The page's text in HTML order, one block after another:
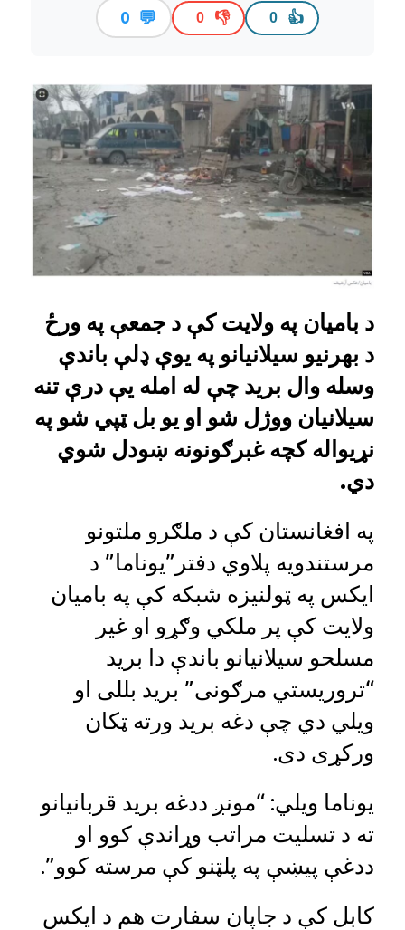
👍
0
👎
0
💬
0
د بامیان په ولایت کې د جمعې په ورځ
د بهرنیو سیلانیانو په یوې ډلې باندې
وسله وال برید چې له امله یې درې تنه
سیلانیان ووژل شو او یو بل ټپي شو په
نړیواله کچه غبرګونونه ښودل شوي
دي.
په افغانستان کې د ملګرو ملتونو
مرستندویه پلاوي دفتر”یوناما” د
ایکس په ټولنیزه شبکه کې په بامیان
ولایت کې پر ملکي وګړو او غیر
مسلحو سیلانیانو باندې دا برید
“تروریستي مرګونی” برید بللی او
ویلي دي چې دغه برید ورته ټکان
ورکړی دی.
یوناما ویلي: “مونږ ددغه برید قربانیانو
ته د تسلیت مراتب وړاندې کوو او
ددغې پيښې په پلټنو کې مرسته کوو”.
کابل کې د جاپان سفارت هم د ایکس